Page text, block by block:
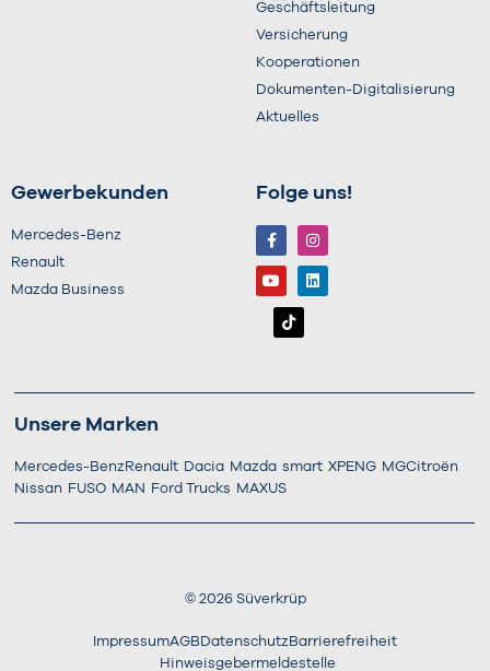
Geschäftsleitung
Versicherung
Kooperationen
Dokumenten-Digitalisierung
Aktuelles
Gewerbekunden
Mercedes-Benz
Renault
Mazda Business
Folge uns!
Unsere Marken
Mercedes-Benz Renault Dacia Mazda smart XPENG MGCitroën
Nissan FUSO MAN Ford Trucks MAXUS
© 2026Süverkrüp
ImpressumAGB Datenschutz Barrierefreiheit
Hinweisgebermeldestelle